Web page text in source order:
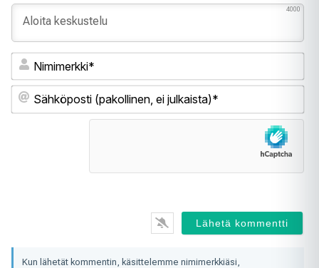
4000
ei
Kun lähetät kommentin, käsittelemme nimimerkkiäsi,